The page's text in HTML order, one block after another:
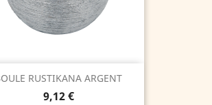
RUSTIKANA ARGENT
Prix
9,12 €